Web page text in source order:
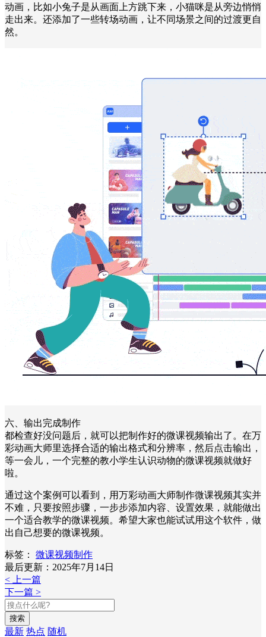
动画，比如小兔子是从画面上方跳下来，小猫咪是从旁边悄悄
走出来。还添加了一些转场动画，让不同场景之间的过渡更自
然。
六、输出完成制作
都检查好没问题后，就可以把制作好的微课视频输出了。在万
彩动画大师里选择合适的输出格式和分辨率，然后点击输出，
等一会儿，一个完整的教小学生认识动物的微课视频就做好
啦。
通过这个案例可以看到，用万彩动画大师制作微课视频其实并
不难，只要按照步骤，一步步添加内容、设置效果，就能做出
一个适合教学的微课视频。希望大家也能试试用这个软件，做
出自己想要的微课视频。
标签：
微课视频制作
最后更新：2025年7月14日
< 上一篇
下一篇 >
搜索
最新 热点 随机